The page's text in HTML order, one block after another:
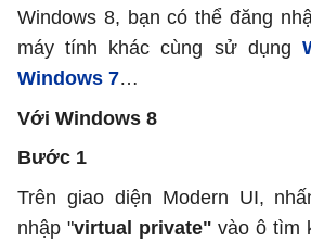
Windows 8, bạn có thể đăng
máy tính khác cùng sử dụng
Windows 7…
Với Windows 8
Bước 1
Trên giao diện Modern UI,
nhập "virtual private"vào ô tìm